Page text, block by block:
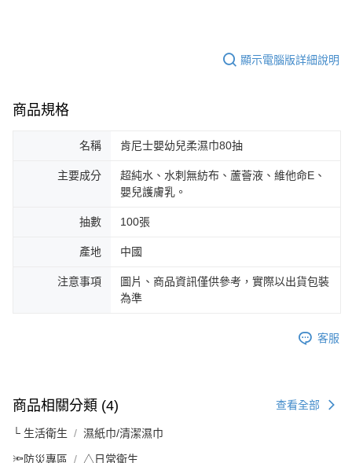
顯示電腦版詳細說明
商品規格
名稱 肯尼士嬰幼兒柔濕巾80抽
主要成分
超純水、水刺無紡布、蘆薈液、維他命E、
嬰兒護膚乳。
抽數 100張
產地 中國
注意事項
圖片、商品資訊僅供參考，實際以出貨包裝
為準
客服
商品相關分類 (4) 查看全部
└ 生活衛生 濕紙巾/清潔濕巾
🔦防災專區 △日常衛生